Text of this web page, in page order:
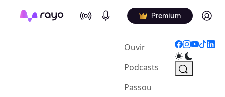
On Air Podcasts Premium Log in
Ouvir(current)
Podcasts
Passou